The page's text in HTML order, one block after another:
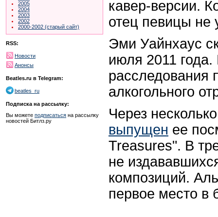
2005
2004
2003
2002
2000-2002 (старый сайт)
RSS:
Новости
Анонсы
Beatles.ru в Telegram:
beatles_ru
Подписка на рассылку:
Вы можете подписаться на рассылку
новостей Битлз.ру
кавер-версии.
отец певицы не
Эми Уайнхаус
июля 2011 года.
расследования
алкогольного
Через
выпущен ее
Treasures". В
не
композиций.
первое место в